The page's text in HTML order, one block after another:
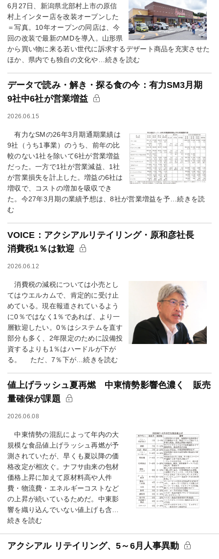
6月27日、新潟県北部村上市の原信
村上インター店を改装オープンした
＝写真。10年オープンの同店は、今
回の改装で最新のMDを導入。山形県
から買い物に来る若い世代に訴求するデザート商品を充実させた
ほか、県内でも独自の文化や…続きを読む
データで読み・解き・探る食の今：有力SM3月期
9社中6社が営業増益
2026.06.15
有力なSMの26年3月期通期業績は
9社（うち1事業）のうち、前年の比
較のない1社を除いて6社が営業増益
だった。一方で1社が営業減益、1社
が営業損失を計上した。増益の6社は
増収で、コストの増加を吸収でき
た。今27年3月期の業績予想は、8社が営業増益を予…続きを読
む
VOICE：アクシアルリテイリング・原和彦社長
消費税1％は歓迎
2026.06.12
消費税の減税については小売とし
てはウエルカムで、肯定的に受け止
めている。現在報道されているよう
に0％ではなく1％であれば、より一
層歓迎したい。0％はシステムを直す
部分も多く、2年限定のために設備投
資するよりも1％はハードルが下が
る。 ただ、7％下が…続きを読む
値上げラッシュ夏再燃 中東情勢影響色濃く 販売
量確保が課題
2026.06.08
中東情勢の混乱によって年内の大
規模な食品値上げラッシュ再燃が予
測されていたが、早くも夏以降の価
格改定が相次ぐ。ナフサ由来の包材
価格上昇に加えて原材料高や人件
費・物流費・エネルギーコストなど
の上昇が続いているためだ。中東影
響を織り込んでいない値上げも含…
続きを読む
アクシアル リテイリング、5～6月人事異動